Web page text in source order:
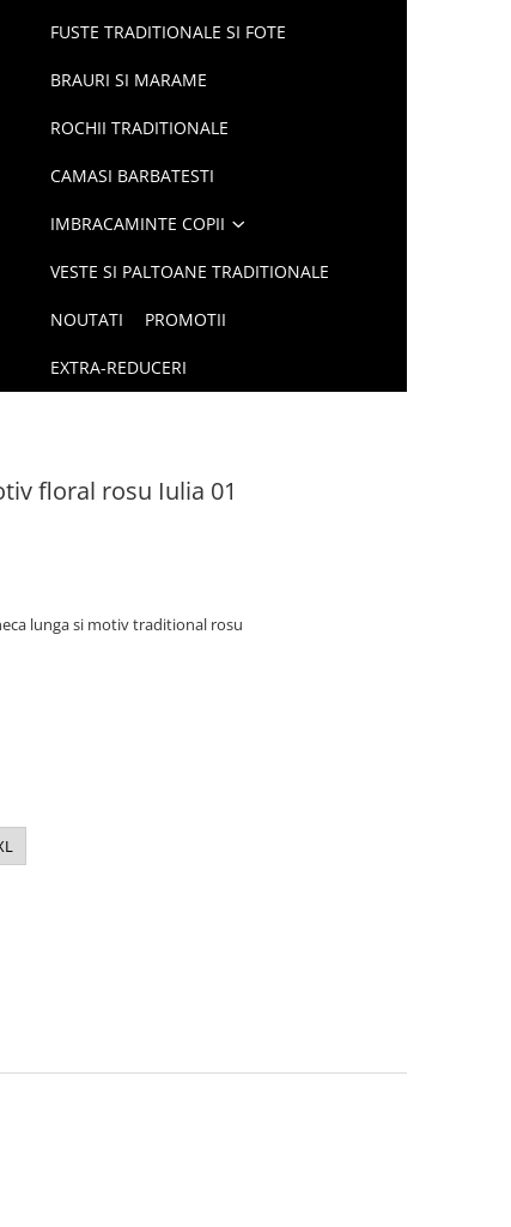
FUSTE TRADITIONALE SI FOTE
BRAURI SI MARAME
ROCHII TRADITIONALE
CAMASI BARBATESTI
IMBRACAMINTE COPII
VESTE SI PALTOANE TRADITIONALE
NOUTATI PROMOTII
EXTRA-REDUCERI
floral rosu Iulia 01
lunga si motiv traditional rosu